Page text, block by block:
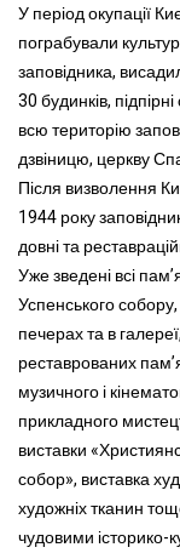
У період окупації
пограбували
заповідника,
30 будинків,
всю територію
дзвіницю, церкву
Після визволення
1944 року
довні та
Уже зведені всі
Успенського
печерах та в
реставрованих
музичного і
прикладного
виставки
собор», виставка
художніх тканин
чудовими історико-